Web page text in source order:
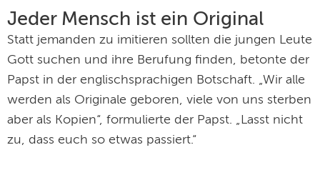
Jeder Mensch ist ein Original
Statt jemanden zu imitieren sollten die jungen Leute
Gott suchen und ihre Berufung finden, betonte der
Papst in der englischsprachigen Botschaft. „Wir alle
werden als Originale geboren, viele von uns sterben
aber als Kopien“, formulierte der Papst. „Lasst nicht
zu, dass euch so etwas passiert.“